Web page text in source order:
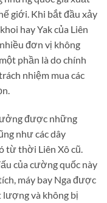
giới. Khi bắt đầu xảy
hay Yak của Liên
đơn vị không
phần là do chính
nhiệm mua các
được những
như các dây
từ thời Liên Xô cũ.
của cường quốc này
máy bay Nga được
lượng và không bị